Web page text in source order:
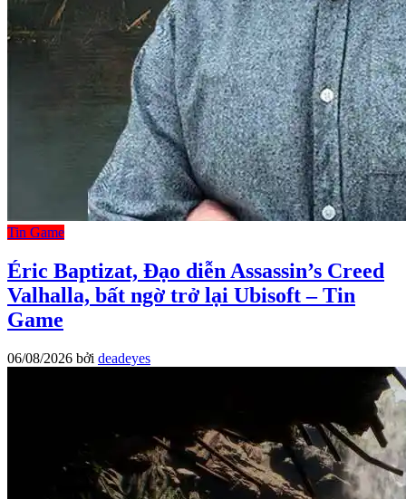
Tin Game
Éric Baptizat, Đạo diễn Assassin’s Creed
Valhalla, bất ngờ trở lại Ubisoft – Tin
Game
06/08/2026 bởi deadeyes